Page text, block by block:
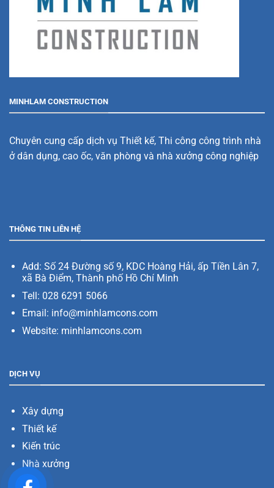
MINHLAM CONSTRUCTION
Chuyên cung cấp dịch vụ Thiết kế, Thi công công trình nhà
ở dân dụng, cao ốc, văn phòng và nhà xưởng công nghiệp
THÔNG TIN LIÊN HỆ
Add: Số 24 Đường số 9, KDC Hoàng Hải, ấp Tiền Lân 7,
xã Bà Điểm, Thành phố Hồ Chí Minh
Tell: 028 6291 5066
Email: info@minhlamcons.com
Website: minhlamcons.com
DỊCH VỤ
Xây dựng
Thiết kế
Kiến trúc
Nhà xưởng